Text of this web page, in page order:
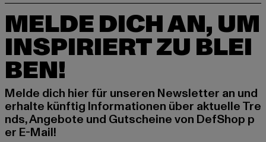
MELDE DICH AN, UM
INSPIRIERT ZU BLEI
BEN!
Melde dich hier für unseren Newsletter an und
erhalte künftig Informationen über aktuelle Tre
nds, Angebote und Gutscheine von DefShop p
er E-Mail!